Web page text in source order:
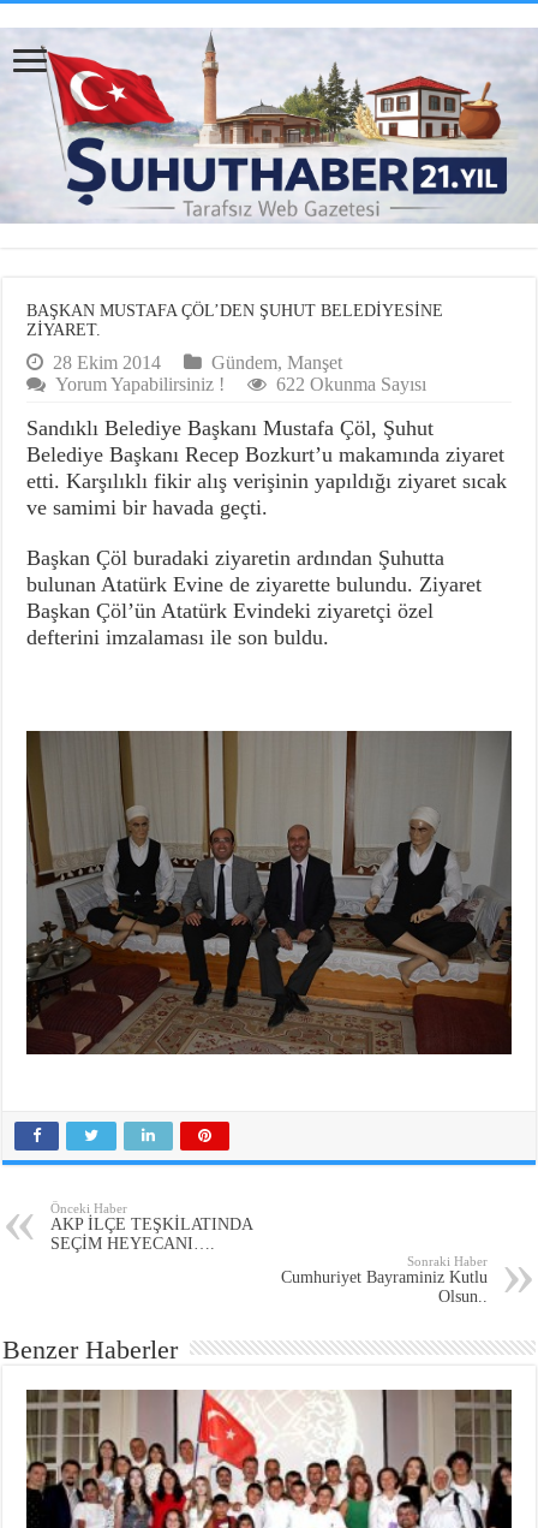
BAŞKAN MUSTAFA ÇÖL’DEN ŞUHUT BELEDİYESİNE
ZİYARET.
28 Ekim 2014 Gündem,Manşet
Yorum Yapabilirsiniz !
622 Okunma Sayısı
Sandıklı Belediye Başkanı Mustafa Çöl, Şuhut
Belediye Başkanı Recep Bozkurt’u makamında ziyaret
etti. Karşılıklı fikir alış verişinin yapıldığı ziyaret sıcak
ve samimi bir havada geçti.
Başkan Çöl buradaki ziyaretin ardından Şuhutta
bulunan Atatürk Evine de ziyarette bulundu. Ziyaret
Başkan Çöl’ün Atatürk Evindeki ziyaretçi özel
defterini imzalaması ile son buldu.
Önceki Haber
AKP İLÇE TEŞKİLATINDA
SEÇİM HEYECANI….
Sonraki Haber
Cumhuriyet Bayraminiz Kutlu
Olsun..
Benzer Haberler